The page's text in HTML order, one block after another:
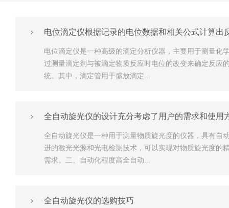
电位滴定仪根据记录的电位数据和相关公式计算出
电位滴定仪是一种高级的滴定分析仪器，主要用于测量化
过测量滴定剂与被滴定物质反应时电位的改变来确定反应
统。其中，滴定管用于盛放滴定...
全自动旋光仪的设计充分考虑了用户的需求和使用
全自动旋光仪是一种用于测量物质旋光度的仪器，具有自
进的激光光源和光电检测技术，可以实现对物质旋光度的
需求。二、自动化程度高全自动...
全自动旋光仪的选购技巧